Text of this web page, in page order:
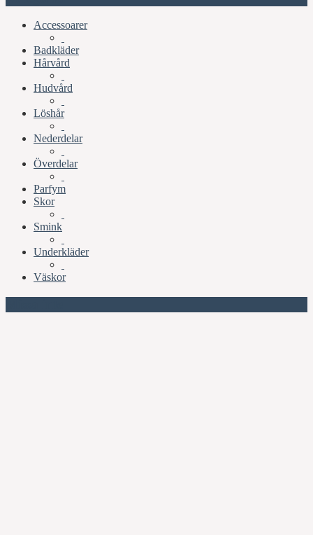
Accessoarer
Badkläder
Hårvård
Hudvård
Löshår
Nederdelar
Överdelar
Parfym
Skor
Smink
Underkläder
Väskor